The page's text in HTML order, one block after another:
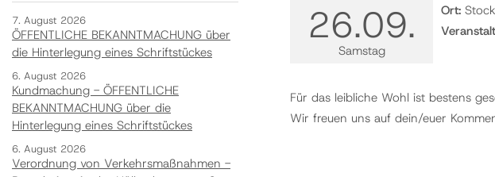
26.09.
Samstag
Ort:
Für das leibliche Wohl ist bestens
Wir freuen uns auf dein/euer
7. August 2026
ÖFFENTLICHE BEKANNTMACHUNG über
die Hinterlegung eines Schriftstückes
6. August 2026
Kundmachung - ÖFFENTLICHE
BEKANNTMACHUNG über die
Hinterlegung eines Schriftstückes
6. August 2026
Verordnung von Verkehrsmaßnahmen -